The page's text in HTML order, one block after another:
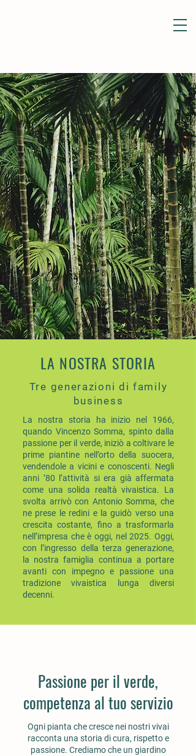
LA NOSTRA STORIA
Tre generazioni di family
business
La nostra storia ha inizio nel 1966,
quando Vincenzo Somma, spinto dalla
passione per il verde, iniziò a coltivare le
prime piantine nell’orto della suocera,
vendendole a vicini e conoscenti. Negli
anni ’80 l’attività si era già affermata
come una solida realtà vivaistica. La
svolta arrivò con Antonio Somma, che
ne prese le redini e la guidò verso una
crescita costante, fino a trasformarla
nell’impresa che è oggi, nel 2025. Oggi,
con l’ingresso della terza generazione,
la nostra famiglia continua a portare
avanti con impegno e passione una
tradizione vivaistica lunga diversi
decenni.
Passione per il verde,
competenza al tuo servizio
Ogni pianta che cresce nei nostri vivai
racconta una storia di cura, rispetto e
passione. Crediamo che un giardino